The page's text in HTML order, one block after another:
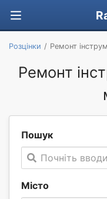
Розцінки Ремонт
Ремонт
Пошук
Почніть
Місто